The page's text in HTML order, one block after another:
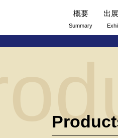
概要
Summary
出